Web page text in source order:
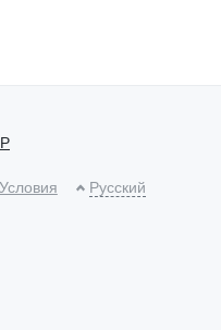
Условия Русский